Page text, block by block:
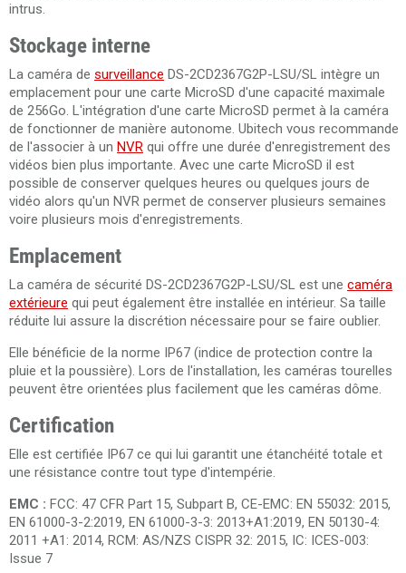
intrus.
Stockage interne
La caméra de surveillance DS-2CD2367G2P-LSU/SL intègre un
emplacement pour une carte MicroSD d'une capacité maximale
de 256Go. L'intégration d'une carte MicroSD permet à la caméra
de fonctionner de manière autonome. Ubitech vous recommande
de l'associer à un NVR qui offre une durée d'enregistrement des
vidéos bien plus importante. Avec une carte MicroSD il est
possible de conserver quelques heures ou quelques jours de
vidéo alors qu'un NVR permet de conserver plusieurs semaines
voire plusieurs mois d'enregistrements.
Emplacement
La caméra de sécurité DS-2CD2367G2P-LSU/SL est une caméra
extérieure qui peut également être installée en intérieur. Sa taille
réduite lui assure la discrétion nécessaire pour se faire oublier.
Elle bénéficie de la norme IP67 (indice de protection contre la
pluie et la poussière). Lors de l'installation, les caméras tourelles
peuvent être orientées plus facilement que les caméras dôme.
Certification
Elle est certifiée IP67 ce qui lui garantit une étanchéité totale et
une résistance contre tout type d'intempérie.
EMC : FCC: 47 CFR Part 15, Subpart B, CE-EMC: EN 55032: 2015,
EN 61000-3-2:2019, EN 61000-3-3: 2013+A1:2019, EN 50130-4:
2011 +A1: 2014, RCM: AS/NZS CISPR 32: 2015, IC: ICES-003:
Issue 7